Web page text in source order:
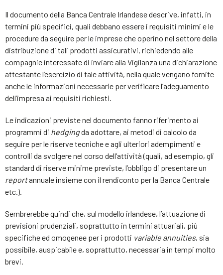
Il documento della Banca Centrale Irlandese descrive, infatti, in
termini più specifici, quali debbano essere i requisiti minimi e le
procedure da seguire per le imprese che operino nel settore della
distribuzione di tali prodotti assicurativi, richiedendo alle
compagnie interessate di inviare alla Vigilanza una dichiarazione
attestante l’esercizio di tale attività, nella quale vengano fornite
anche le informazioni necessarie per verificare l’adeguamento
dell’impresa ai requisiti richiesti.
Le indicazioni previste nel documento fanno riferimento ai
programmi di hedgingda adottare, ai metodi di calcolo da
seguire per le riserve tecniche e agli ulteriori adempimenti e
controlli da svolgere nel corso dell’attività (quali, ad esempio, gli
standard di riserve minime previste, l’obbligo di presentare un
reportannuale insieme con il rendiconto per la Banca Centrale
etc.).
Sembrerebbe quindi che, sul modello irlandese, l’attuazione di
previsioni prudenziali, soprattutto in termini attuariali, più
specifiche ed omogenee per i prodotti variable annuities, sia
possibile, auspicabile e, soprattutto, necessaria in tempi molto
brevi.